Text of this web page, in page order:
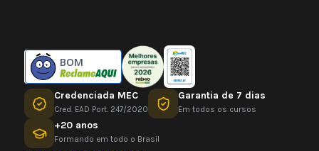
BOM
Credenciada MEC
Cred. EAD Port. 247/2020
Garantia de 7 dias
Em todos os cursos
+20 anos
Formando em todo o Brasil